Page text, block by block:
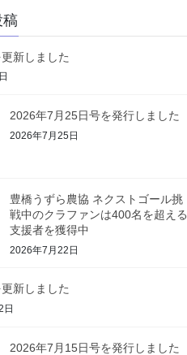
稿
新しました
2026年7月25日号を発行しました
2026年7月25日
豊橋うずら農協 ネクストゴール挑
戦中のクラファンは400名を超える
支援者を獲得中
2026年7月22日
新しました
日
2026年7月15日号を発行しました